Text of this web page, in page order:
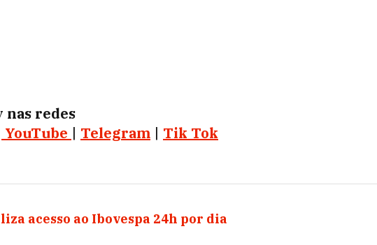
nas redes
YouTube | Telegram | Tik Tok
acesso ao Ibovespa 24h por dia